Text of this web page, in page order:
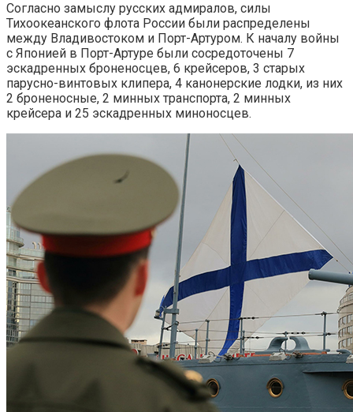
Согласно замыслу русских адмиралов, силы
Тихоокеанского флота России были распределены
между Владивостоком и Порт-Артуром. К началу войны
с Японией в Порт-Артуре были сосредоточены 7
эскадренных броненосцев, 6 крейсеров, 3 старых
парусно-винтовых клипера, 4 канонерские лодки, из них
2 броненосные, 2 минных транспорта, 2 минных
крейсера и 25 эскадренных миноносцев.